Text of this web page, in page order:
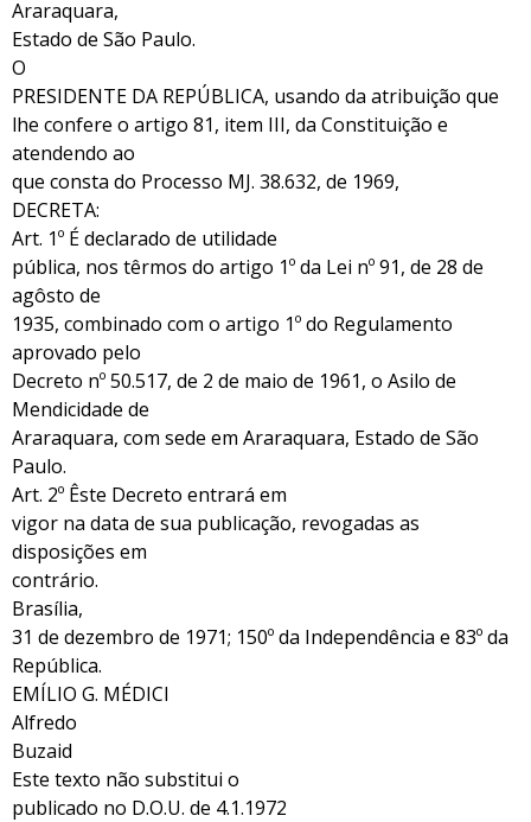
Araraquara,
Estado de São Paulo.
O
PRESIDENTE DA REPÚBLICA, usando da atribuição que
lhe confere o artigo 81, item III, da Constituição e
atendendo ao
que consta do Processo MJ. 38.632, de 1969,
DECRETA:
Art. 1º É declarado de utilidade
pública, nos têrmos do artigo 1º da Lei nº 91, de 28 de
agôsto de
1935, combinado com o artigo 1º do Regulamento
aprovado pelo
Decreto nº 50.517, de 2 de maio de 1961, o Asilo de
Mendicidade de
Araraquara, com sede em Araraquara, Estado de São
Paulo.
Art. 2º Êste Decreto entrará em
vigor na data de sua publicação, revogadas as
disposições em
contrário.
Brasília,
31 de dezembro de 1971; 150º da Independência e 83º da
República.
EMÍLIO G. MÉDICI
Alfredo
Buzaid
Este texto não substitui o
publicado no D.O.U. de 4.1.1972